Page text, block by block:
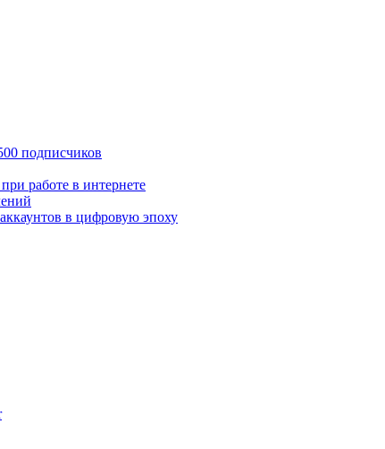
подписчиков
работе в интернете
в цифровую эпоху